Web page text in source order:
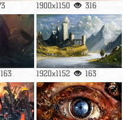
1900x1150 316
163 1920x1152 163